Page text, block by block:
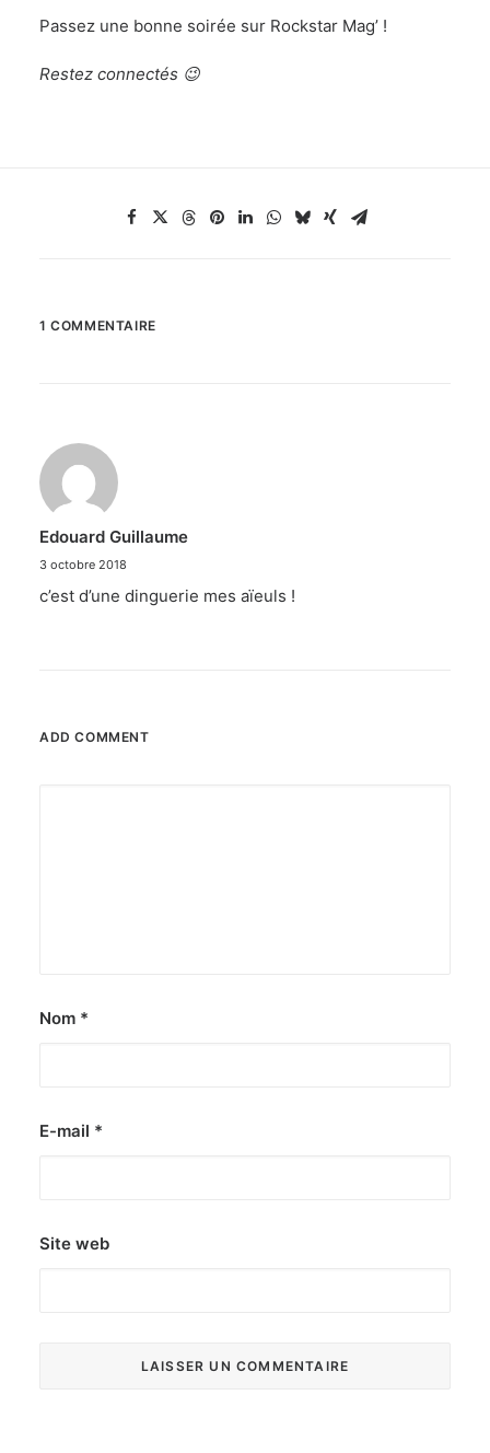
Passez une bonne soirée sur Rockstar Mag’ !
Restez connectés 😉
1 COMMENTAIRE
Edouard Guillaume
3 octobre 2018
c’est d’une dinguerie mes aïeuls !
ADD COMMENT
Nom *
E-mail *
Site web